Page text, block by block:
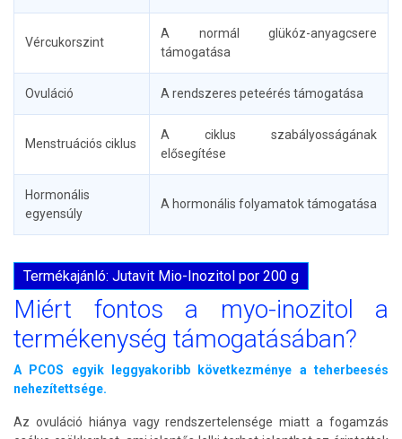
Vércukorszint
A normál glükóz-anyagcsere
támogatása
Ovuláció A rendszeres peteérés támogatása
Menstruációs ciklus
A ciklus szabályosságának
elősegítése
Hormonális
egyensúly
A hormonális folyamatok támogatása
Termékajánló: Jutavit Mio-Inozitol por 200 g
Miért fontos a myo-inozitol a
termékenység támogatásában?
A PCOS egyik leggyakoribb következménye a teherbeesés
nehezítettsége.
Az ovuláció hiánya vagy rendszertelensége miatt a fogamzás